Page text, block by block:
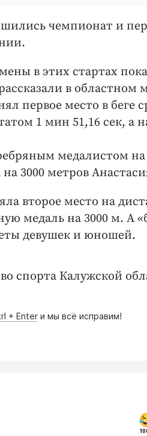
чемпионат и
в этих стартах
в областном
первое место в беге
1 мин 51,16 сек,
медалистом на
3000 метров
второе место на
медаль на 3000 м. А
девушек и юношей.
спорта Калужской
+ Enter и мы всё исправим!